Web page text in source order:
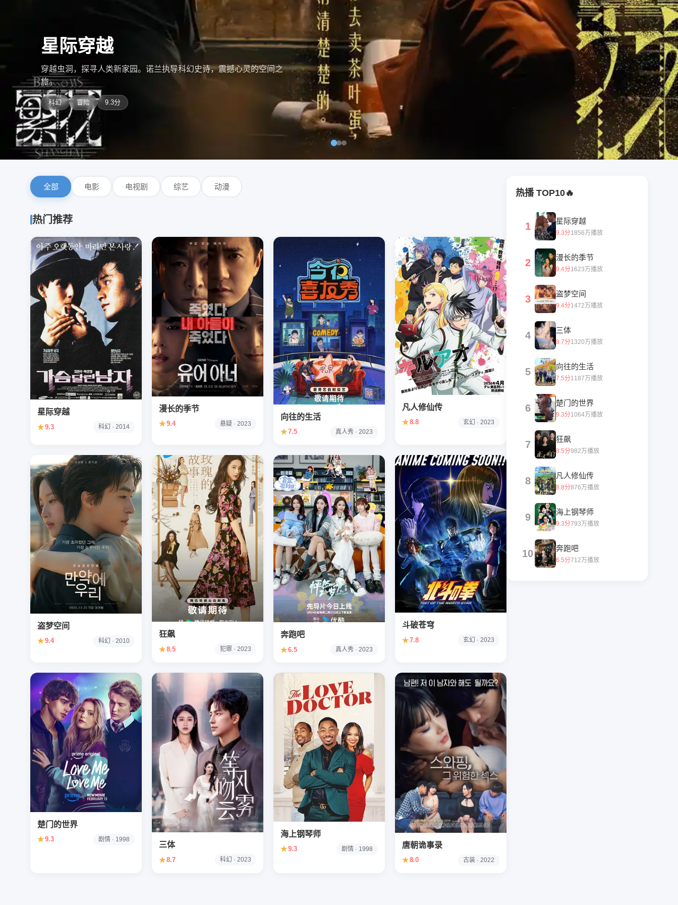
漫长的季节
高分悬疑年代剧，三个老男人与一桩跨越二十年的谜案。豆瓣9.4封
神之作。
悬疑 剧情 9.4分
全部 电影 电视剧 综艺 动漫
热门推荐
星际穿越
★9.3 科幻 · 2014
漫长的季节
★9.4 悬疑 · 2023
向往的生活
★7.5 真人秀 · 2023
凡人修仙传
★8.8 玄幻 · 2023
盗梦空间
★9.4 科幻 · 2010
狂飙
★8.5 犯罪 · 2023
奔跑吧
★6.5 真人秀 · 2023
斗破苍穹
★7.8 玄幻 · 2023
楚门的世界
★9.3 剧情 · 1998
三体
★8.7 科幻 · 2023
海上钢琴师
★9.3 剧情 · 1998 唐朝诡事录
★8.0 古装 · 2022
热播 TOP10
1 星际穿越
9.3分1856万播放
2 漫长的季节
9.4分1623万播放
3 盗梦空间
9.4分1472万播放
4 三体
8.7分1320万播放
5 向往的生活
7.5分1187万播放
6 楚门的世界
9.3分1064万播放
7 狂飙
8.5分982万播放
8 凡人修仙传
8.8分876万播放
9 海上钢琴师
9.3分793万播放
10 奔跑吧
6.5分712万播放